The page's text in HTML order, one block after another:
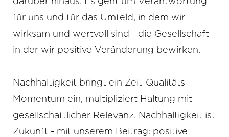
für uns und für das Umfeld, in dem wir
wirksam und wertvoll sind - die Gesellschaft
in der wir positive Veränderung bewirken.
Nachhaltigkeit bringt ein Zeit-Qualitäts-
Momentum ein, multipliziert Haltung mit
gesellschaftlicher Relevanz. Nachhaltigkeit ist
Zukunft - mit unserem Beitrag: positive